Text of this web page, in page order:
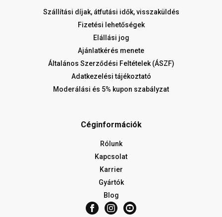
Szállítási díjak, átfutási idők, visszaküldés
Fizetési lehetőségek
Elállási jog
Ajánlatkérés menete
Általános Szerződési Feltételek (ÁSZF)
Adatkezelési tájékoztató
Moderálási és 5% kupon szabályzat
Céginformációk
Rólunk
Kapcsolat
Karrier
Gyártók
Blog